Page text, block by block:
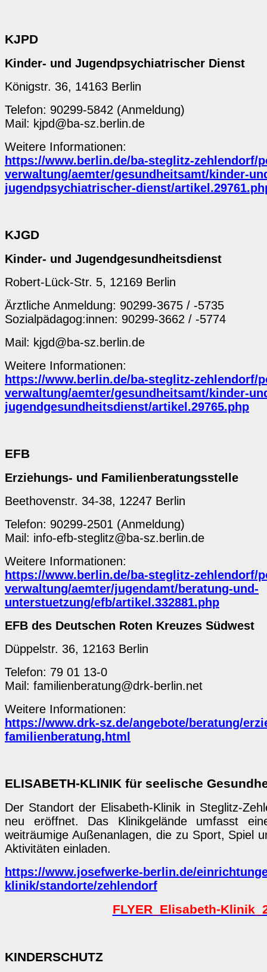
KJPD
Kinder- und Jugendpsychiatrischer Dienst
Königstr. 36, 14163 Berlin
Telefon: 90299-5842 (Anmeldung)
Mail: kjpd@ba-sz.berlin.de
Weitere Informationen:
https://www.berlin.de/ba-steglitz-zehlendorf/
verwaltung/aemter/gesundheitsamt/kinder-
jugendpsychiatrischer-dienst/
KJGD
Kinder- und Jugendgesundheitsdienst
Robert-Lück-Str. 5, 12169 Berlin
Ärztliche Anmeldung: 90299-3675 / -5735
Sozialpädagog:innen: 90299-3662 / -5774
Mail: kjgd@ba-sz.berlin.de
Weitere Informationen:
https://www.berlin.de/ba-steglitz-zehlendorf/
verwaltung/aemter/gesundheitsamt/kinder-
jugendgesundheitsdienst/artikel.29765.php
EFB
Erziehungs- und Familienberatungsstelle
Beethovenstr. 34-38, 12247 Berlin
Telefon: 90299-2501 (Anmeldung)
Mail: info-efb-steglitz@ba-sz.berlin.de
Weitere Informationen:
https://www.berlin.de/ba-steglitz-zehlendorf/
verwaltung/aemter/jugendamt/beratung-und-
unterstuetzung/efb/artikel.332881.php
EFB des Deutschen Roten Kreuzes Südwest
Düppelstr. 36, 12163 Berlin
Telefon: 79 01 13-0
Mail: familienberatung@drk-berlin.net
Weitere Informationen:
https://www.drk-sz.de/angebote/beratung/
familienberatung.html
ELISABETH-KLINIK für seelische
Der Standort der Elisabeth-Klinik in Steglitz-
neu eröffnet. Das Klinikgelände umfasst
weiträumige Außenanlagen, die zu Sport, Spiel
Aktivitäten einladen.
https://www.josefwerke-berlin.de/
klinik/standorte/zehlendorf
FLYER_Elisabeth-
KINDERSCHUTZ